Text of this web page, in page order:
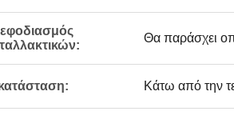
Θα παράσχει
Κάτω από την